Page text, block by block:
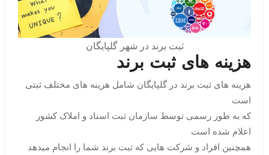
ثبت برند در شهر گلپایگان
هزینه های ثبت برند
هزینه های ثبت برند در گلپایگان شامل هزینه های مختلف ثبتی
است
که به طور رسمی توسط سازمان ثبت اسناد و املاک کشور
اعلام شده است
همچنین افراد و شرکت هایی که ثبت برند شما را انجام میدهد